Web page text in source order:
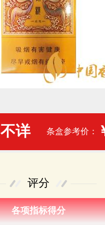
详 条盒参考价：
评分
各项指标得分